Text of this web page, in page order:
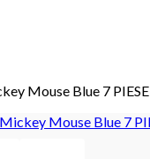
Mouse Blue 7 PIESE